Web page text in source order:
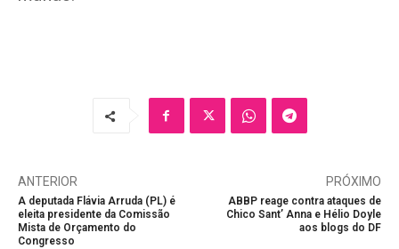
ANTERIOR
A deputada Flávia Arruda (PL) é
eleita presidente da Comissão
Mista de Orçamento do
Congresso
PRÓXIMO
ABBP reage contra ataques de
Chico Sant’ Anna e Hélio Doyle
aos blogs do DF